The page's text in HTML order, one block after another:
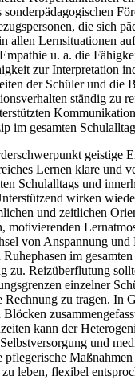
die sich
allen Lernsituationen
u. a. die
zur Interpretation
der Schüler und die
ständig zu
im gesamten
geistige
Lernen klare und
Schulalltags und
wirken
und zeitlichen
motivierenden
von Anspannung und
im
zu. Reizüberflutung
einzelner
Rechnung zu tragen. In
kann der
und
pflegerische
leben, flexibel